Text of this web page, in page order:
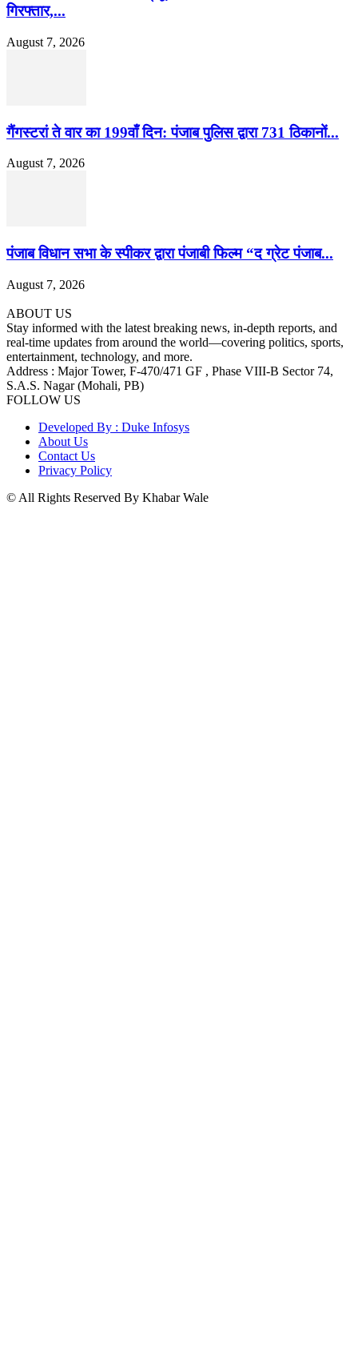
गिरफ्तार,...
August 7, 2026
गैंगस्टरां ते वार का 199वाँ दिन: पंजाब पुलिस द्वारा 731 ठिकानों...
August 7, 2026
पंजाब विधान सभा के स्पीकर द्वारा पंजाबी फिल्म “द ग्रेट पंजाब...
August 7, 2026
ABOUT US
Stay informed with the latest breaking news, in-depth reports, and
real-time updates from around the world—covering politics, sports,
entertainment, technology, and more.
Address : Major Tower, F-470/471 GF , Phase VIII-B Sector 74,
S.A.S. Nagar (Mohali, PB)
FOLLOW US
Developed By : Duke Infosys
About Us
Contact Us
Privacy Policy
© All Rights Reserved By Khabar Wale